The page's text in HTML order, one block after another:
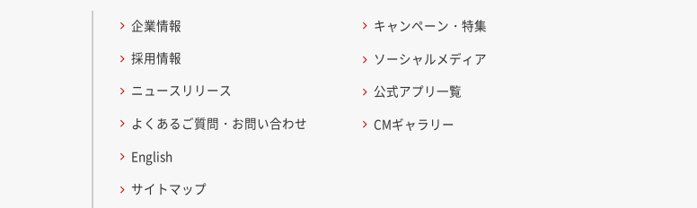
企業情報
採用情報
ニュースリリース
よくあるご質問・お問い合わせ
English
サイトマップ
キャンペーン・特集
ソーシャルメディア
公式アプリ一覧
CMギャラリー